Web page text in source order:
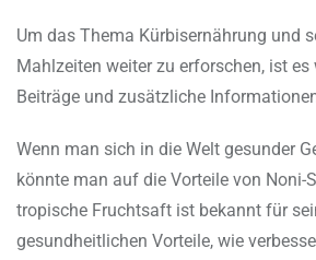
Um das Thema Kürbisernährung und
Mahlzeiten weiter zu erforschen, ist
Beiträge und zusätzliche
Wenn man sich in die Welt gesunder
könnte man auf die Vorteile von Noni-
tropische Fruchtsaft ist bekannt für
gesundheitlichen Vorteile, wie